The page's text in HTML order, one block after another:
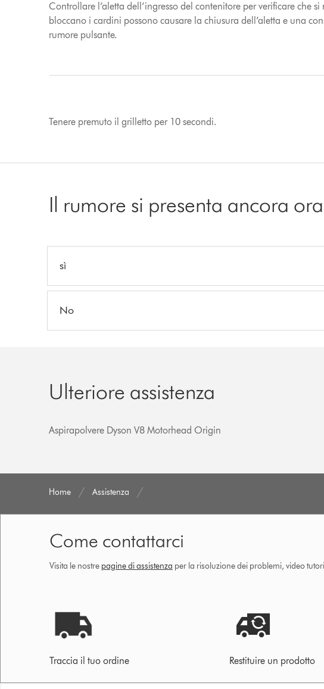
Controllare l’aletta dell’ingresso del contenitore per verificare che
bloccano i cardini possono causare la chiusura dell’aletta e una
rumore pulsante.
Tenere premuto il grilletto per 10 secondi.
Il rumore si presenta ancora
sì
No
Ulteriore assistenza
Aspirapolvere Dyson V8 Motorhead Origin
Home Assistenza
Come contattarci
Visita le nostre pagine di assistenza per la risoluzione dei problemi, video
Traccia il tuo ordine Restituire un prodotto